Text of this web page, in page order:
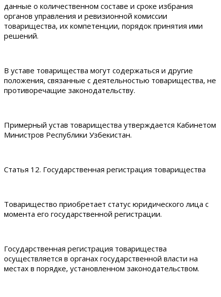
данные о количественном составе и сроке избрания
органов управления и ревизионной комиссии
товарищества, их компетенции, порядок принятия ими
решений.
В уставе товарищества могут содержаться и другие
положения, связанные с деятельностью товарищества, не
противоречащие законодательству.
Примерный устав товарищества утверждается Кабинетом
Министров Республики Узбекистан.
Статья 12. Государственная регистрация товарищества
Товарищество приобретает статус юридического лица с
момента его государственной регистрации.
Государственная регистрация товарищества
осуществляется в органах государственной власти на
местах в порядке, установленном законодательством.